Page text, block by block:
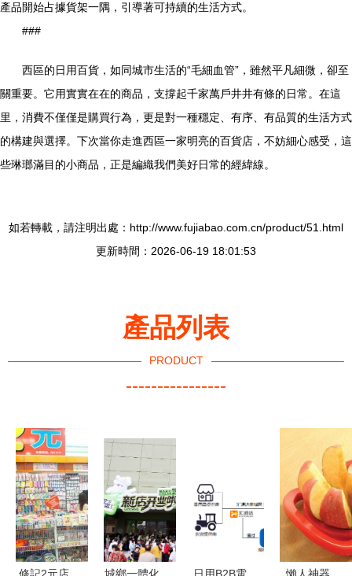
產品開始占據貨架一隅，引導著可持續的生活方式。
###
西區的日用百貨，如同城市生活的“毛細血管”，雖然平凡細微，卻至
關重要。它用實實在在的商品，支撐起千家萬戶井井有條的日常。在這
里，消費不僅僅是購買行為，更是對一種穩定、有序、有品質的生活方式
的構建與選擇。下次當你走進西區一家明亮的百貨店，不妨細心感受，這
些琳瑯滿目的小商品，正是編織我們美好日常的經緯線。
如若轉載，請注明出處：http://www.fujiabao.com.cn/product/51.html
更新時間：2026-06-19 18:01:53
產品列表
PRODUCT
----------------